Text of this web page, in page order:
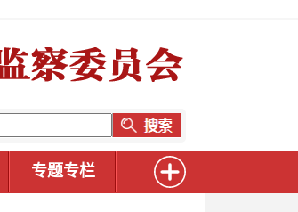
专题专栏